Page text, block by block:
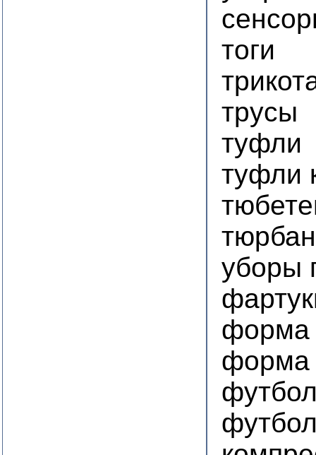
тоги
трусы
туфли
туфли
уборы
форма
форма